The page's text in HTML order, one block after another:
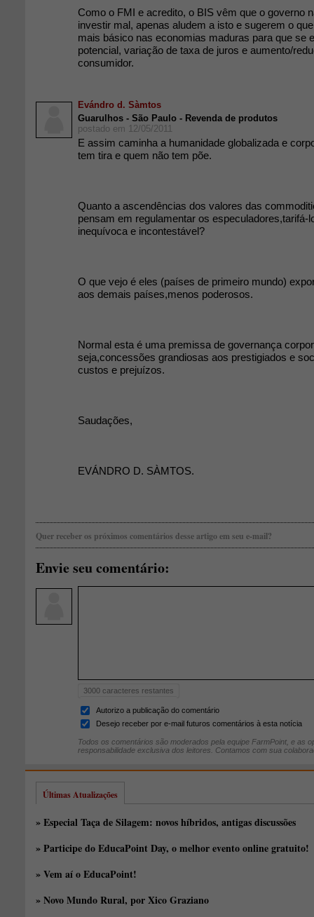
Como o FMI e acredito, o BIS vêm que o governo
investir mal, apenas aludem a isto e sugerem o
mais básico nas economias maduras para que se
potencial, variação de taxa de juros e aumento/
consumidor.
Evándro d. Sàmtos
Guarulhos - São Paulo - Revenda de produtos
postado em 12/05/2011
E assim caminha a humanidade globalizada e
tem tira e quem não tem põe.
Quanto a ascendências dos valores das
pensam em regulamentar os especuladores,tarifá-
inequívoca e incontestável?
O que vejo é eles (países de primeiro mundo)
aos demais países,menos poderosos.
Normal esta é uma premissa de governança
seja,concessões grandiosas aos prestigiados e
custos e prejuízos.
Saudações,
EVÁNDRO D. SÀMTOS.
Quer receber os próximos comentários desse artigo em seu e-mail?
Envie seu comentário:
3000 caracteres restantes
Autorizo a publicação do comentário
Desejo receber por e-mail futuros comentários à esta notícia
Todos os comentários são moderados pela equipe FarmPoint, e as
responsabilidade exclusiva dos leitores. Contamos com sua
Últimas Atualizações
» Especial Taça de Silagem: novos híbridos, antigas discussões
» Participe do EducaPoint Day, o melhor evento online gratuito!
» Vem aí o EducaPoint!
» Novo Mundo Rural, por Xico Graziano